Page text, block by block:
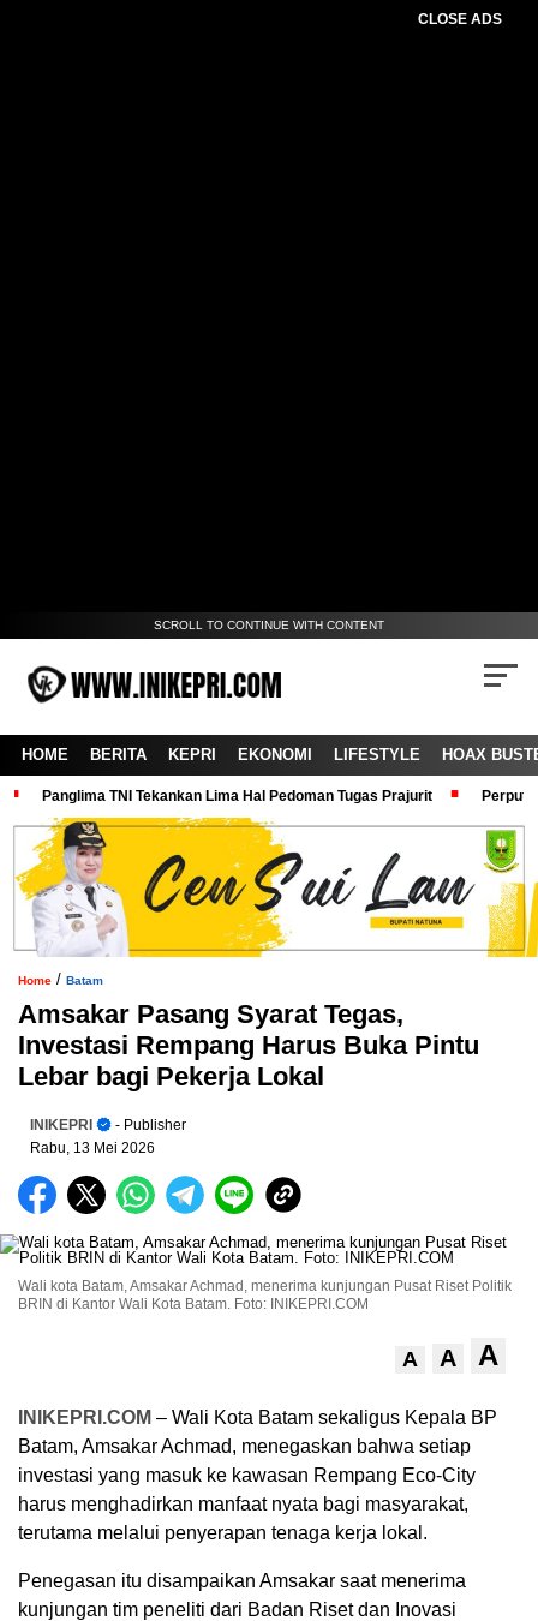
CLOSE ADS
SCROLL TO CONTINUE WITH CONTENT
HOME BERITA KEPRI EKONOMI LIFESTYLE HOAX
Panglima TNI Tekankan Lima Hal Pedoman Tugas Prajurit
Home / Batam
Amsakar Pasang Syarat Tegas,
Investasi Rempang Harus Buka Pintu
Lebar bagi Pekerja Lokal
INIKEPRI
- Publisher
Rabu, 13 Mei 2026
Wali kota Batam, Amsakar Achmad, menerima kunjungan Pusat Riset Politik
BRIN di Kantor Wali Kota Batam. Foto: INIKEPRI.COM
A A A
INIKEPRI.COM – Wali Kota Batam sekaligus Kepala BP
Batam, Amsakar Achmad, menegaskan bahwa setiap
investasi yang masuk ke kawasan Rempang Eco-City
harus menghadirkan manfaat nyata bagi masyarakat,
terutama melalui penyerapan tenaga kerja lokal.
Penegasan itu disampaikan Amsakar saat menerima
kunjungan tim peneliti dari Badan Riset dan Inovasi